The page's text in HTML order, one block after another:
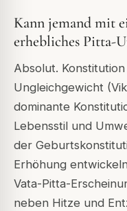
Kann jemand mit
erhebliches Pitta-
Absolut.
Ungleichgewicht
dominante
Lebensstil und
der
Erhöhung
Vata-Pitta-
neben Hitze und